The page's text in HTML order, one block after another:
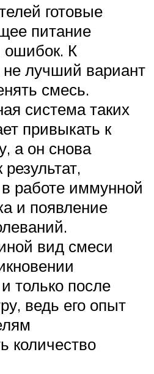
готовые
питание
ошибок. К
лучший вариант
смесь.
система таких
привыкать к
а он снова
работе иммунной
и появление
вид смеси
только после
ведь его опыт
количество